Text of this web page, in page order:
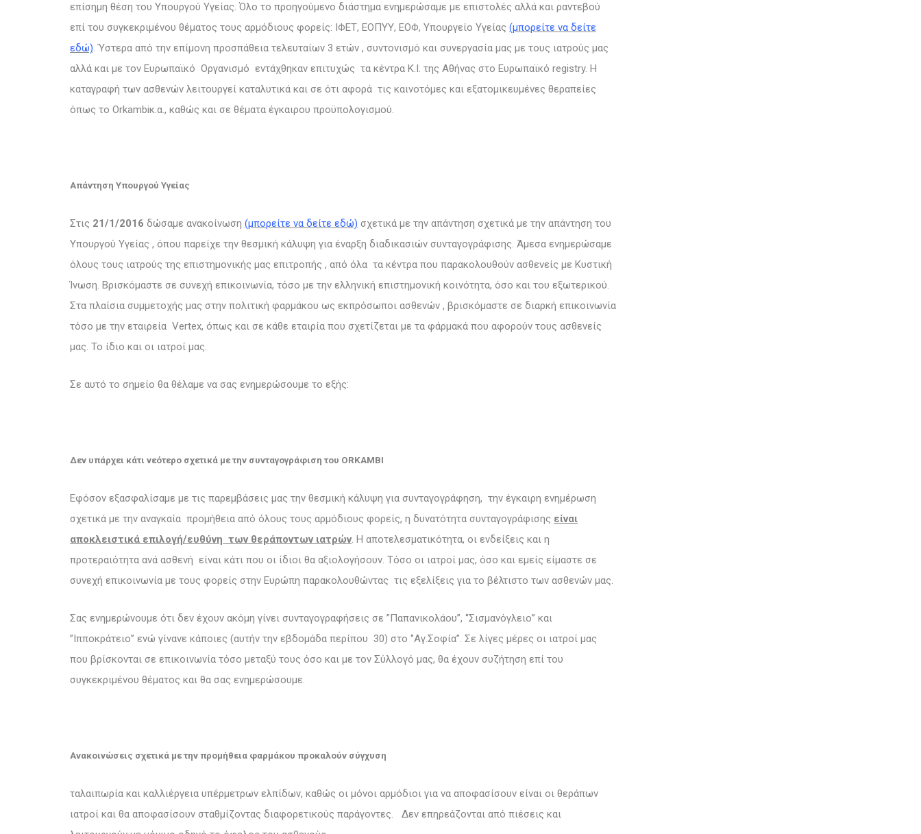
επίσημη θέση του Υπουργού Υγείας. Όλο το προηγούμενο διάστημα ενημερώσαμε με επιστολές αλλά και ραντεβού
επί του συγκεκριμένου θέματος τους αρμόδιους φορείς: ΙΦΕΤ, ΕΟΠΥΥ, ΕΟΦ, Υπουργείο Υγείας (μπορείτε να δείτε
εδώ). Ύστερα από την επίμονη προσπάθεια τελευταίων 3 ετών , συντονισμό και συνεργασία μας με τους ιατρούς μας
αλλά και με τον Ευρωπαϊκό Οργανισμό εντάχθηκαν επιτυχώς τα κέντρα Κ.Ι. της Αθήνας στο Ευρωπαϊκό registry. Η
καταγραφή των ασθενών λειτουργεί καταλυτικά και σε ότι αφορά τις καινοτόμες και εξατομικευμένες θεραπείες
όπως το Orkambiκ.α., καθώς και σε θέματα έγκαιρου προϋπολογισμού.
Απάντηση Υπουργού Υγείας
Στις 21/1/2016 δώσαμε ανακοίνωση (μπορείτε να δείτε εδώ) σχετικά με την απάντηση σχετικά με την απάντηση του
Υπουργού Υγείας , όπου παρείχε την θεσμική κάλυψη για έναρξη διαδικασιών συνταγογράφισης. Άμεσα ενημερώσαμε
όλους τους ιατρούς της επιστημονικής μας επιτροπής , από όλα τα κέντρα που παρακολουθούν ασθενείς με Κυστική
Ίνωση. Βρισκόμαστε σε συνεχή επικοινωνία, τόσο με την ελληνική επιστημονική κοινότητα, όσο και του εξωτερικού.
Στα πλαίσια συμμετοχής μας στην πολιτική φαρμάκου ως εκπρόσωποι ασθενών , βρισκόμαστε σε διαρκή επικοινωνία
τόσο με την εταιρεία Vertex, όπως και σε κάθε εταιρία που σχετίζεται με τα φάρμακά που αφορούν τους ασθενείς
μας. Το ίδιο και οι ιατροί μας.
Σε αυτό το σημείο θα θέλαμε να σας ενημερώσουμε το εξής:
Δεν υπάρχει κάτι νεότερο σχετικά με την συνταγογράφιση του ORKAMBI
Εφόσον εξασφαλίσαμε με τις παρεμβάσεις μας την θεσμική κάλυψη για συνταγογράφηση, την έγκαιρη ενημέρωση
σχετικά με την αναγκαία προμήθεια από όλους τους αρμόδιους φορείς, η δυνατότητα συνταγογράφισης είναι
αποκλειστικά επιλογή/ευθύνη των θεράποντων ιατρών. Η αποτελεσματικότητα, οι ενδείξεις και η
προτεραιότητα ανά ασθενή είναι κάτι που οι ίδιοι θα αξιολογήσουν. Τόσο οι ιατροί μας, όσο και εμείς είμαστε σε
συνεχή επικοινωνία με τους φορείς στην Ευρώπη παρακολουθώντας τις εξελίξεις για το βέλτιστο των ασθενών μας.
Σας ενημερώνουμε ότι δεν έχουν ακόμη γίνει συνταγογραφήσεις σε ”Παπανικολάου”, ‘’Σισμανόγλειο’’ και
”Ιπποκράτειο’’ ενώ γίνανε κάποιες (αυτήν την εβδομάδα περίπου 30) στο ‘’Αγ.Σοφία’’. Σε λίγες μέρες οι ιατροί μας
που βρίσκονται σε επικοινωνία τόσο μεταξύ τους όσο και με τον Σύλλογό μας, θα έχουν συζήτηση επί του
συγκεκριμένου θέματος και θα σας ενημερώσουμε.
Ανακοινώσεις σχετικά με την προμήθεια φαρμάκου προκαλούν σύγχυση
ταλαιπωρία και καλλιέργεια υπέρμετρων ελπίδων, καθώς οι μόνοι αρμόδιοι για να αποφασίσουν είναι οι θεράπων
ιατροί και θα αποφασίσουν σταθμίζοντας διαφορετικούς παράγοντες. Δεν επηρεάζονται από πιέσεις και